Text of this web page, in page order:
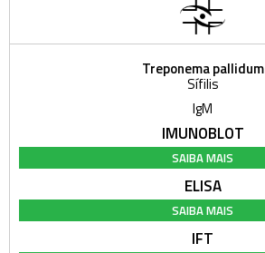
Treponema pallidum
Sífilis
IgM
IMUNOBLOT
SAIBA MAIS
ELISA
SAIBA MAIS
IFT